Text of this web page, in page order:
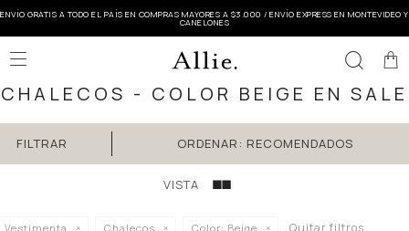
ENVÍO GRATIS A TODO EL PAÍS EN COMPRAS MAYORES A $3.000 / ENVÍO EXPRESS EN MONTEVIDEO Y
CANELONES

CHALECOS - COLOR BEIGE EN SALE
RECOMENDADOS
Vestimenta Chalecos Color: Beige Quitar filtros